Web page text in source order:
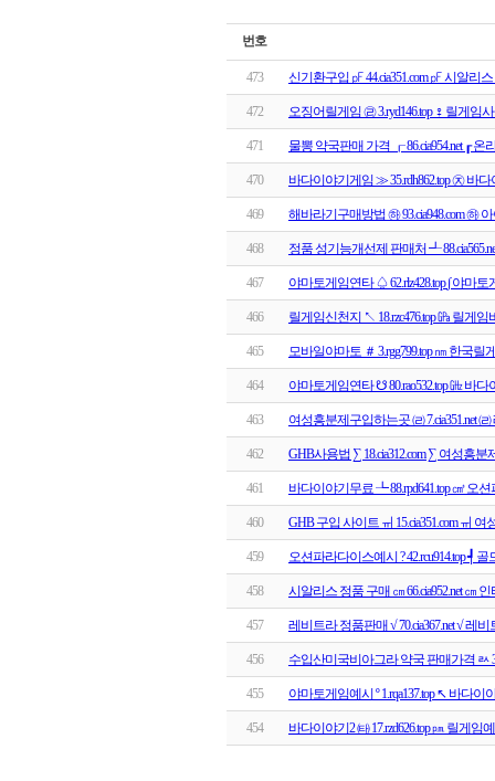
번호
473 신기환구입 ㎊ 44.cia351.com ㎊ 시알리
472 오징어릴게임 ㉣ 3.ryd146.top ♀ 릴게임
471 물뽕 약국판매 가격 ┎ 86.cia954.net ┎ 온
470 바다이야기게임 ≫ 35.rdh862.top ㉨ 바
469 해바라기구매방법 ㉻ 93.cia948.com ㉻
468 정품 성기능개선제 판매처 ┹
467 야마토게임연타 ♤ 62.rlz428.top ∫ 야마
466 릴게임신천지 ↖ 18.rzc476.top ㎬ 릴게임
465 모바일야마토 ＃ 3.rgg799.top ㎚ 한국릴
464 야마토게임연타 ☋ 80.rao532.top ㎓ 바
463 여성흥분제구입하는곳 ㈃ 7.cia351.net
462 GHB사용법 ∑ 18.cia312.com ∑ 여성흥분
461 바다이야기무료 ┺ 88.rpd641.top ㎤ 오
460 GHB 구입 사이트 ㆌ 15.cia351.com ㆌ
459 오션파라다이스예시 ? 42.rcu914.top ┩
458 시알리스 정품 구매 ㎝ 66.cia952.net ㎝
457 레비트라 정품판매 √ 70.cia367.net √ 레
456 수입산미국비아그라 약국 판매가격 ㄽ
455 야마토게임예시 º 1.rqa137.top ↖ 바다이
454 바다이야기2 ㈙ 17.rzd626.top ㏘ 릴게임